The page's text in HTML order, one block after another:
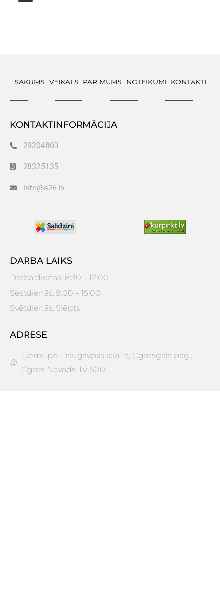
SĀKUMS VEIKALS PAR MUMS NOTEIKUMI KONTAKTI
KONTAKTINFORMĀCIJA
29204800
28325135
info@a26.lv
DARBA LAIKS
Darba dienās: 8:30 – 17:00
Sestdienās: 9:00 – 15:00
Svētdienās: Slēgts
ADRESE
Ciemupe, Daugavpils iela 1a, Ogresgala pag.,
Ogres Novads. Lv-5001